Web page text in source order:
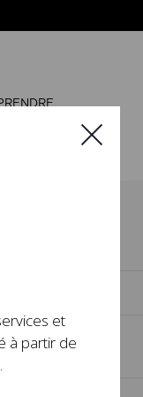
3
et
à partir de